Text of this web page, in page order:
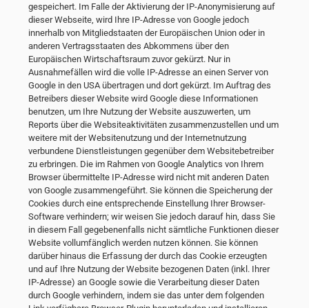
gespeichert. Im Falle der Aktivierung der IP-Anonymisierung auf
dieser Webseite, wird Ihre IP-Adresse von Google jedoch
innerhalb von Mitgliedstaaten der Europäischen Union oder in
anderen Vertragsstaaten des Abkommens über den
Europäischen Wirtschaftsraum zuvor gekürzt. Nur in
Ausnahmefällen wird die volle IP-Adresse an einen Server von
Google in den USA übertragen und dort gekürzt. Im Auftrag des
Betreibers dieser Website wird Google diese Informationen
benutzen, um Ihre Nutzung der Website auszuwerten, um
Reports über die Websiteaktivitäten zusammenzustellen und um
weitere mit der Websitenutzung und der Internetnutzung
verbundene Dienstleistungen gegenüber dem Websitebetreiber
zu erbringen. Die im Rahmen von Google Analytics von Ihrem
Browser übermittelte IP-Adresse wird nicht mit anderen Daten
von Google zusammengeführt. Sie können die Speicherung der
Cookies durch eine entsprechende Einstellung Ihrer Browser-
Software verhindern; wir weisen Sie jedoch darauf hin, dass Sie
in diesem Fall gegebenenfalls nicht sämtliche Funktionen dieser
Website vollumfänglich werden nutzen können. Sie können
darüber hinaus die Erfassung der durch das Cookie erzeugten
und auf Ihre Nutzung der Website bezogenen Daten (inkl. Ihrer
IP-Adresse) an Google sowie die Verarbeitung dieser Daten
durch Google verhindern, indem sie das unter dem folgenden